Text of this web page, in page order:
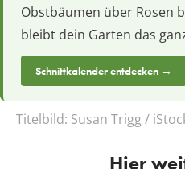
Obstbäumen über Rosen
bleibt dein Garten das
Schnittkalender entdecken →
Titelbild: Susan Trigg /
Hier